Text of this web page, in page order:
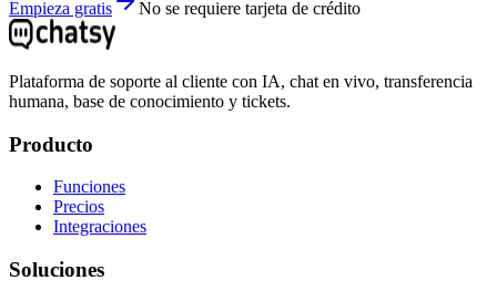
Empieza gratis No se requiere tarjeta de crédito
Plataforma de soporte al cliente con IA, chat en vivo, transferencia
humana, base de conocimiento y tickets.
Producto
Funciones
Precios
Integraciones
Soluciones